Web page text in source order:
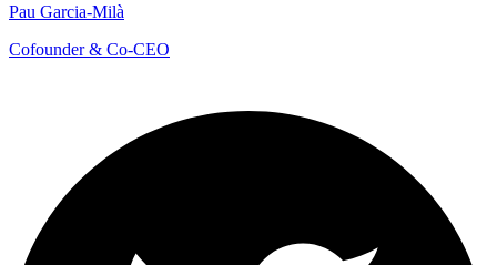
Pau Garcia-Milà
Cofounder & Co-CEO